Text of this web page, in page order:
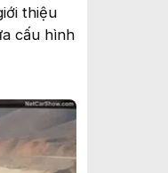
thiệu
cấu hình